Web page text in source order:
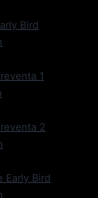
Bird
1
2
Early Bird